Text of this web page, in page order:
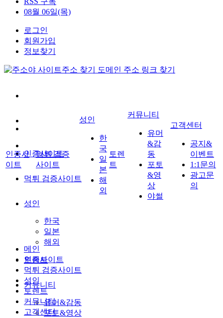
08월 06일(목)
로그인
회원가입
정보찾기
인증사이트
먹튀 검증사이트
성인
한국
일본
해외
토렌트
커뮤니티
유머&감동
포토&영상
인증사
이트
먹튀 검증
사이트
성인
한
국
일
본
해
외
토렌
트
커뮤니티
유머
&감
동
포토
&영
상
야썰
고객센터
공지&
이벤트
1:1문의
광고문
의
메인
인증사이트
먹튀 검증사이트
성인
토렌트
커뮤니티
고객센터